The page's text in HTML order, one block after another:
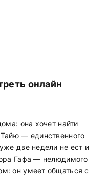
онлайн
она хочет найти
— единственного
две недели не ест и
Гафа — нелюдимого
он умеет общаться с